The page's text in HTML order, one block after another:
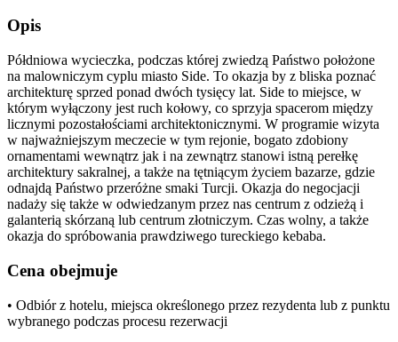
Opis
Półdniowa wycieczka, podczas której zwiedzą Państwo położone
na malowniczym cyplu miasto Side. To okazja by z bliska poznać
architekturę sprzed ponad dwóch tysięcy lat. Side to miejsce, w
którym wyłączony jest ruch kołowy, co sprzyja spacerom między
licznymi pozostałościami architektonicznymi. W programie wizyta
w najważniejszym meczecie w tym rejonie, bogato zdobiony
ornamentami wewnątrz jak i na zewnątrz stanowi istną perełkę
architektury sakralnej, a także na tętniącym życiem bazarze, gdzie
odnajdą Państwo przeróżne smaki Turcji. Okazja do negocjacji
nadaży się także w odwiedzanym przez nas centrum z odzieżą i
galanterią skórzaną lub centrum złotniczym. Czas wolny, a także
okazja do spróbowania prawdziwego tureckiego kebaba.
Cena obejmuje
• Odbiór z hotelu, miejsca określonego przez rezydenta lub z punktu
wybranego podczas procesu rezerwacji